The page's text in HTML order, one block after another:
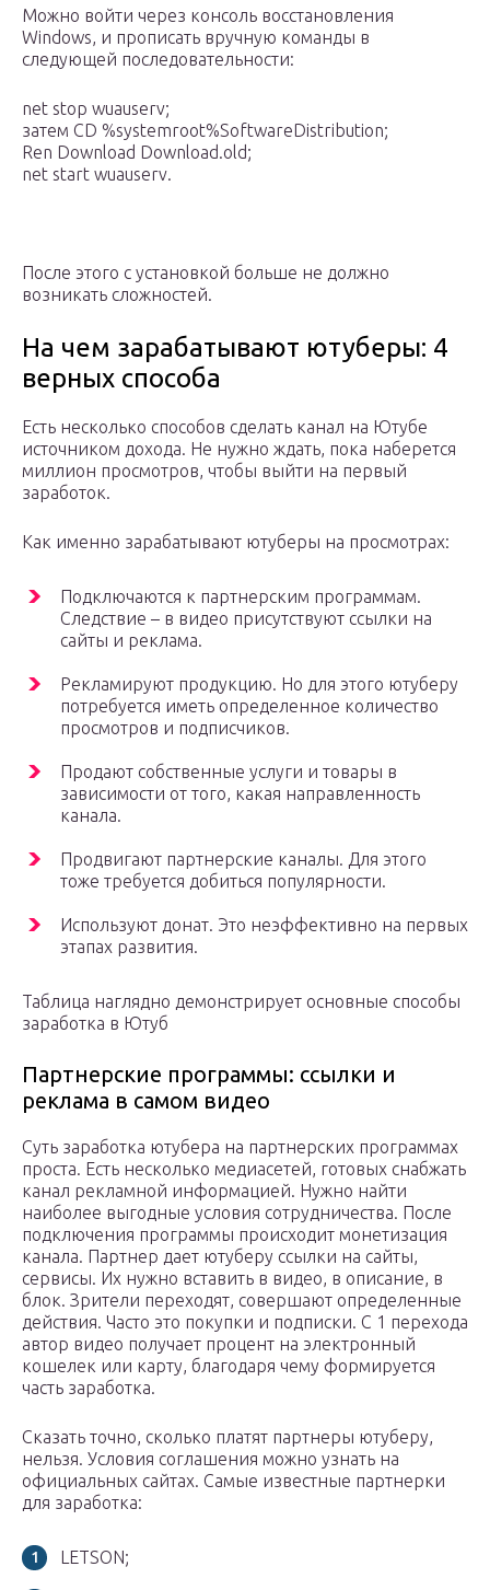
Можно войти через консоль восстановления
Windows, и прописать вручную команды в
следующей последовательности:
net stop wuauserv;
затем CD %systemroot%SoftwareDistribution;
Ren Download Download.old;
net start wuauserv.
После этого с установкой больше не должно
возникать сложностей.
На чем зарабатывают ютуберы: 4
верных способа
Есть несколько способов сделать канал на Ютубе
источником дохода. Не нужно ждать, пока наберется
миллион просмотров, чтобы выйти на первый
заработок.
Как именно зарабатывают ютуберы на просмотрах:
Подключаются к партнерским программам.
Следствие – в видео присутствуют ссылки на
сайты и реклама.
Рекламируют продукцию. Но для этого ютуберу
потребуется иметь определенное количество
просмотров и подписчиков.
Продают собственные услуги и товары в
зависимости от того, какая направленность
канала.
Продвигают партнерские каналы. Для этого
тоже требуется добиться популярности.
Используют донат. Это неэффективно на первых
этапах развития.
Таблица наглядно демонстрирует основные способы
заработка в Ютуб
Партнерские программы: ссылки и
реклама в самом видео
Суть заработка ютубера на партнерских программах
проста. Есть несколько медиасетей, готовых снабжать
канал рекламной информацией. Нужно найти
наиболее выгодные условия сотрудничества. После
подключения программы происходит монетизация
канала. Партнер дает ютуберу ссылки на сайты,
сервисы. Их нужно вставить в видео, в описание, в
блок. Зрители переходят, совершают определенные
действия. Часто это покупки и подписки. С 1 перехода
автор видео получает процент на электронный
кошелек или карту, благодаря чему формируется
часть заработка.
Сказать точно, сколько платят партнеры ютуберу,
нельзя. Условия соглашения можно узнать на
официальных сайтах. Самые известные партнерки
для заработка:
LETSON;